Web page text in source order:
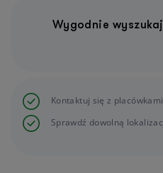
Wygodnie
Kontaktuj się z
Sprawdź dowolną